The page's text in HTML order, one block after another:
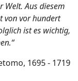
Welt. Aus diesem
von vor hundert
ist es wichtig,
1695 - 1719